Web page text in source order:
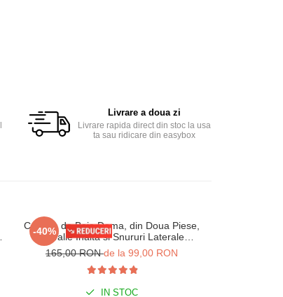
Livrare a doua zi
Livrare rapida direct din stoc la usa
ta sau ridicare din easybox
-40%
Costum de Baie Dama, din Doua Piese,
cu Talie Inalta si Snururi Laterale
Negru/verde w145
165,00 RONde la 99,00 RON
IN STOC